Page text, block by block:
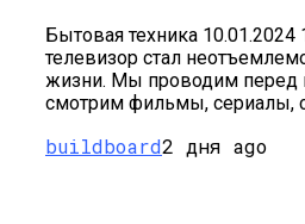
Бытовая техника
телевизор стал
жизни. Мы проводим перед
смотрим фильмы, сериалы,
buildboard2 дня ago